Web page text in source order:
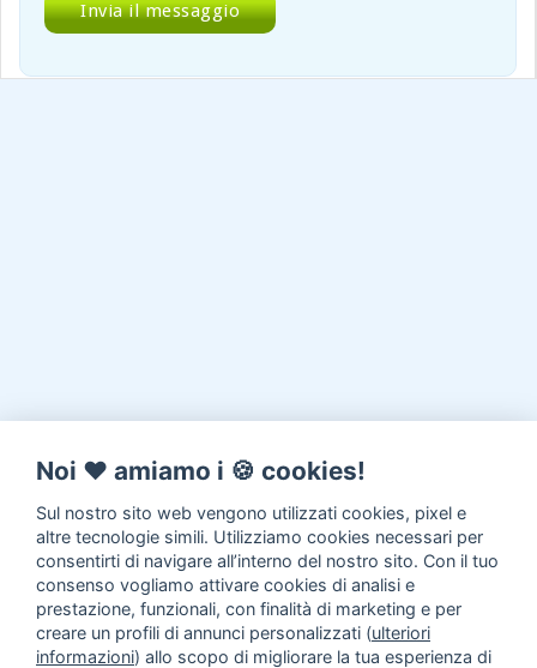
Noi ♥️ amiamo i 🍪 cookies!
Sul nostro sito web vengono utilizzati cookies, pixel e
altre tecnologie simili. Utilizziamo cookies necessari per
consentirti di navigare all’interno del nostro sito. Con il tuo
consenso vogliamo attivare cookies di analisi e
prestazione, funzionali, con finalità di marketing e per
creare un profili di annunci personalizzati (ulteriori
informazioni) allo scopo di migliorare la tua esperienza di